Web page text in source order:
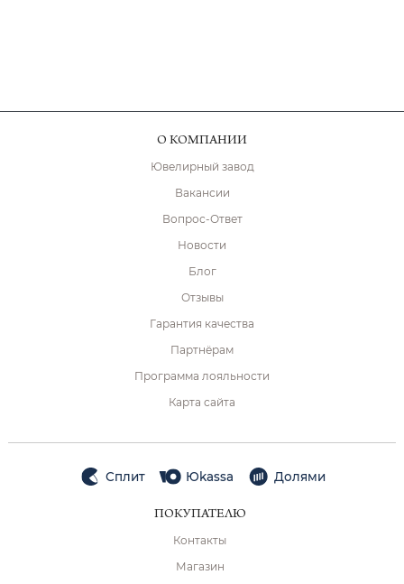
О КОМПАНИИ
Ювелирный завод
Вакансии
Вопрос-Ответ
Новости
Блог
Отзывы
Гарантия качества
Партнёрам
Программа лояльности
Карта сайта
Сплит Юkassa Долями
ПОКУПАТЕЛЮ
Контакты
Магазин